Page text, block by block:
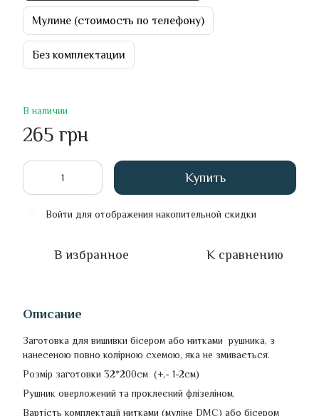
Мулине (стоимость по телефону)
Без комплектации
В наличии
265 грн
Купить
Войти для отображения накопительной скидки
В избранное К сравнению
Описание
Заготовка для вишивки бісером або нитками рушника, з
нанесеною повно колірною схемою, яка не змивається.
Розмір заготовки 32*200см (+,- 1-2см)
Рушник оверложений та проклеєний флізеліном.
Вартість комплектації нитками (муліне DMC) або бісером